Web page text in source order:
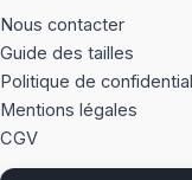
Nous contacter
Guide des tailles
Politique de
Mentions légales
CGV